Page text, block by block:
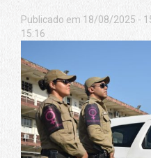
Publicado em 18/08/2025 -
15:16